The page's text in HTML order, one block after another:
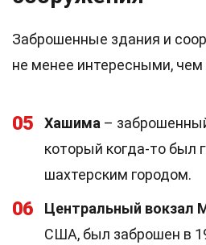
Заброшенные здания и
не менее интересными, чем
05 Хашима –
который когда-то был
шахтерским городом.
06 Центральный вокзал
США, был заброшен в